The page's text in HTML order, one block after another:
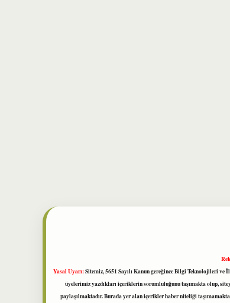
Yasal Uyarı:Sitemiz, 5651 Sayılı Kanun gereğince Bilgi Teknolojileri ve
üyelerimiz yazdıkları içeriklerin sorumluluğunu taşımakta olup,
paylaşılmaktadır. Burada yer alan içerikler haber niteliği